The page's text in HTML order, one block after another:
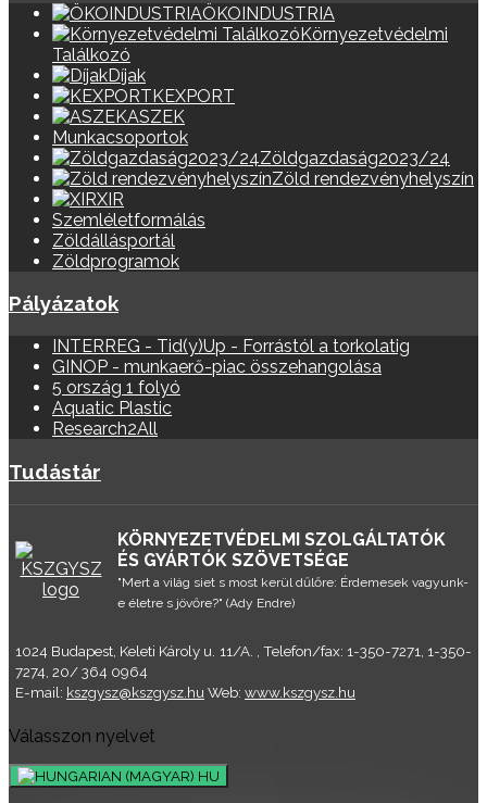
ÖKOINDUSTRIA
Környezetvédelmi
Találkozó
Díjak
KEXPORT
ASZEK
Munkacsoportok
Zöldgazdaság2023/24
Zöld rendezvényhelyszín
XIR
Szemléletformálás
Zöldállásportál
Zöldprogramok
Pályázatok
INTERREG - Tid(y)Up - Forrástól a torkolatig
GINOP - munkaerő-piac összehangolása
5 ország 1 folyó
Aquatic Plastic
Research2All
Tudástár
KÖRNYEZETVÉDELMI SZOLGÁLTATÓK
ÉS GYÁRTÓK SZÖVETSÉGE
"Mert a világ siet s most kerül dűlőre: Érdemesek vagyunk-
e életre s jövőre?" (Ady Endre)
1024 Budapest, Keleti Károly u. 11/A. , Telefon/fax: 1-350-7271, 1-350-
7274, 20/ 364 0964
E-mail: kszgysz@kszgysz.hu Web: www.kszgysz.hu
Válasszon nyelvet
HU